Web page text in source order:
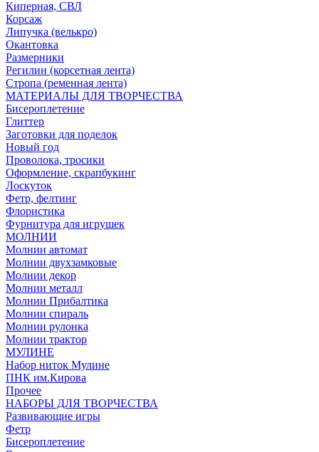
Киперная, СВЛ
Корсаж
Липучка (велькро)
Окантовка
Размерники
Регилин (корсетная лента)
Стропа (ременная лента)
МАТЕРИАЛЫ ДЛЯ ТВОРЧЕСТВА
Бисероплетение
Глиттер
Заготовки для поделок
Новый год
Проволока, тросики
Оформление, скрапбукинг
Лоскуток
Фетр, фелтинг
Флористика
Фурнитура для игрушек
МОЛНИИ
Молнии автомат
Молнии двухзамковые
Молнии декор
Молнии металл
Молнии Прибалтика
Молнии спираль
Молнии рулонка
Молнии трактор
МУЛИНЕ
Набор ниток Мулине
ПНК им.Кирова
Прочее
НАБОРЫ ДЛЯ ТВОРЧЕСТВА
Развивающие игры
Фетр
Бисероплетение